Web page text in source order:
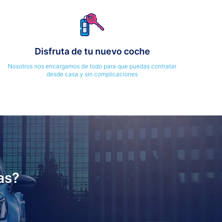
Disfruta de tu nuevo coche
Nosotros nos encargamos de todo para que puedas contratar
desde casa y sin complicaciones